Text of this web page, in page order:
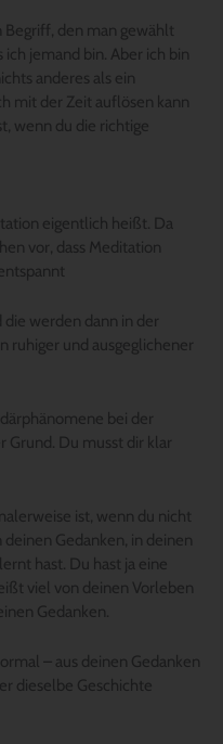
Begriff, den man gewählt
jemand bin. Aber ich bin
anderes als ein
mit der Zeit auflösen kann
wenn du die richtige
eigentlich heißt. Da
vor, dass Meditation
die werden dann in der
ruhiger und ausgeglichener
bei der
Grund. Du musst dir klar
ist, wenn du nicht
Gedanken, in deinen
hast. Du hast ja eine
viel von deinen Vorleben
Gedanken.
– aus deinen Gedanken
dieselbe Geschichte